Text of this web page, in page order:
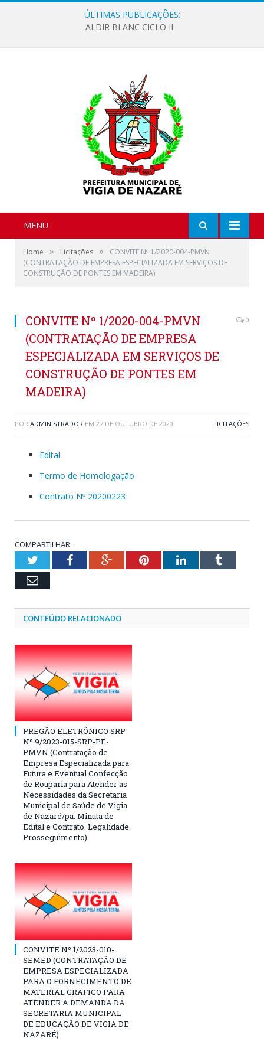
ÚLTIMAS PUBLICAÇÕES:
ALDIR BLANC CICLO II
MENU
Home » Licitações »
CONVITE Nº 1/2020-004-PMVN
(CONTRATAÇÃO DE EMPRESA ESPECIALIZADA EM SERVIÇOS DE
CONSTRUÇÃO DE PONTES EM MADEIRA)
CONVITE Nº 1/2020-004-PMVN
(CONTRATAÇÃO DE EMPRESA
ESPECIALIZADA EM SERVIÇOS DE
CONSTRUÇÃO DE PONTES EM
MADEIRA)
0
POR ADMINISTRADOR EM 27 DE OUTUBRO DE 2020 LICITAÇÕES
Edital
Termo de Homologação
Contrato Nº 20200223
COMPARTILHAR:
TwitterFacebookGoogle+PinterestLinkedInTumblr
Email
CONTEÚDO RELACIONADO
PREGÃO ELETRÔNICO SRP
Nº 9/2023-015-SRP-PE-
PMVN (Contratação de
Empresa Especializada para
Futura e Eventual Confecção
de Rouparia para Atender as
Necessidades da Secretaria
Municipal de Saúde de Vigia
de Nazaré/pa. Minuta de
Edital e Contrato. Legalidade.
Prosseguimento)
CONVITE Nº 1/2023-010-
SEMED (CONTRATAÇÃO DE
EMPRESA ESPECIALIZADA
PARA O FORNECIMENTO DE
MATERIAL GRAFICO PARA
ATENDER A DEMANDA DA
SECRETARIA MUNICIPAL
DE EDUCAÇÃO DE VIGIA DE
NAZARÉ)